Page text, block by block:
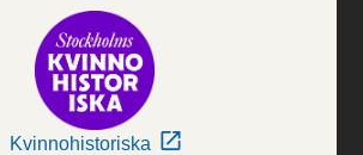
Kvinnohistoriska